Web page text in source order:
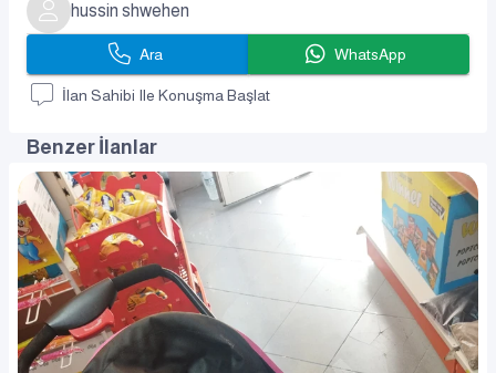
hussin shwehen
Ara WhatsApp
İlan Sahibi Ile Konuşma Başlat
Benzer İlanlar